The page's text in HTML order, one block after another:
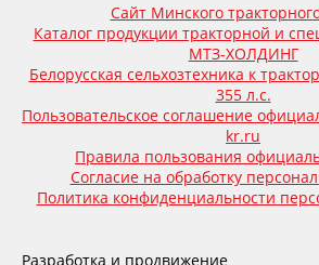
Сайт Минского
Каталог продукции тракторной и
МТЗ-ХОЛДИНГ
Белорусская сельхозтехника к
355 л.с.
Пользовательское соглашение
kr.ru
Правила пользования
Согласие на обработку
Политика конфиденциальности
Разработка и продвижение